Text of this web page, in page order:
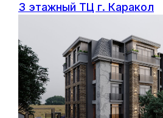
3 этажный ТЦ г. Каракол